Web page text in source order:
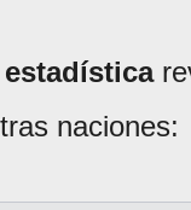
naciones: